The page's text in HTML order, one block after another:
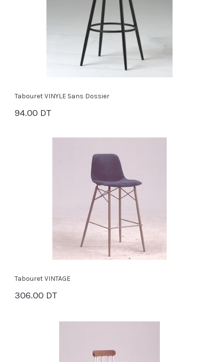
Tabouret VINYLE Sans Dossier
94.00 DT
PANIER
Tabouret VINTAGE
306.00 DT
PANIER